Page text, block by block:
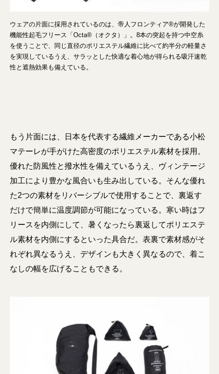
ウェアの片面に採用されているのは、帝人フロンティア®が開発した
機能性起毛フリース「Octa®（オクタ）」。8本の突起を持つ中空糸
を使うことで、同じ直径のポリエステル繊維に比べて約半分の軽量さ
を実現しているうえ、サラッとした快適な着心地が得られる吸汗速乾
性と遮熱効果も備えている。
もう片面には、日本を代表する繊維メーカーである小松
マテーレが手がけた高密度のポリエステル素材を採用。
優れた防風性と撥水性を備えているうえ、ヴィンテージ
加工により豊かな風合いも生み出している。そんな優れ
た2つの素材をリバーシブルで使用することで、裏返す
だけで簡単に温度調節が可能になっている。寒い時はフ
リースを内側にして、暑くなったら裏返してポリエステ
ル素材を内側にするといった具合だ。表裏で素材感がそ
れぞれ異なるうえ、デザインも大きく異なるので、着こ
なしの幅を広げることもできる。